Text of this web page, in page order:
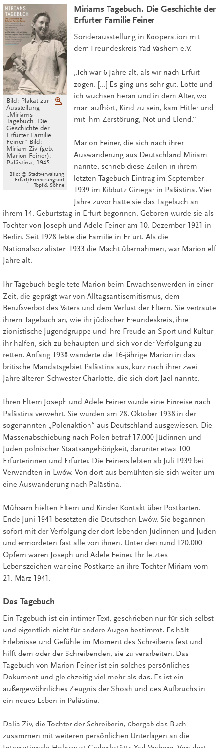
Vergrößern
Bild: Plakat zur
Ausstellung
„Miriams
Tagebuch. Die
Geschichte der
Erfurter Familie
Feiner" Bild:
Miriam Ziv (geb.
Marion Feiner),
Palästina, 1945
Bild: © Stadtverwaltung
Erfurt/Erinnerungsort
Topf & Söhne
Miriams Tagebuch. Die Geschichte der
Erfurter Familie Feiner
Sonderausstellung in Kooperation mit
dem Freundeskreis Yad Vashem e.V.
„Ich war 6 Jahre alt, als wir nach Erfurt
zogen. [...] Es ging uns sehr gut. Lotte und
ich wuchsen heran und in dem Alter, wo
man aufhört, Kind zu sein, kam Hitler und
mit ihm Zerstörung, Not und Elend.“
Marion Feiner, die sich nach ihrer
Auswanderung aus Deutschland Miriam
nannte, schrieb diese Zeilen in ihrem
letzten Tagebuch-Eintrag im September
1939 im Kibbutz Ginegar in Palästina. Vier
Jahre zuvor hatte sie das Tagebuch an
ihrem 14. Geburtstag in Erfurt begonnen. Geboren wurde sie als
Tochter von Joseph und Adele Feiner am 10. Dezember 1921 in
Berlin. Seit 1928 lebte die Familie in Erfurt. Als die
Nationalsozialisten 1933 die Macht übernahmen, war Marion elf
Jahre alt.
Ihr Tagebuch begleitete Marion beim Erwachsenwerden in einer
Zeit, die geprägt war von Alltagsantisemitismus, dem
Berufsverbot des Vaters und dem Verlust der Eltern. Sie vertraute
ihrem Tagebuch an, wie ihr jüdischer Freundeskreis, ihre
zionistische Jugendgruppe und ihre Freude an Sport und Kultur
ihr halfen, sich zu behaupten und sich vor der Verfolgung zu
retten. Anfang 1938 wanderte die 16-jährige Marion in das
britische Mandatsgebiet Palästina aus, kurz nach ihrer zwei
Jahre älteren Schwester Charlotte, die sich dort Jael nannte.
Ihren Eltern Joseph und Adele Feiner wurde eine Einreise nach
Palästina verwehrt. Sie wurden am 28. Oktober 1938 in der
sogenannten „Polenaktion“ aus Deutschland ausgewiesen. Die
Massenabschiebung nach Polen betraf 17.000 Jüdinnen und
Juden polnischer Staatsangehörigkeit, darunter etwa 100
Erfurterinnen und Erfurter. Die Feiners lebten ab Juli 1939 bei
Verwandten in Lwów. Von dort aus bemühten sie sich weiter um
eine Auswanderung nach Palästina.
Mühsam hielten Eltern und Kinder Kontakt über Postkarten.
Ende Juni 1941 besetzten die Deutschen Lwów. Sie begannen
sofort mit der Verfolgung der dort lebenden Jüdinnen und Juden
und ermordeten fast alle von ihnen. Unter den rund 120.000
Opfern waren Joseph und Adele Feiner. Ihr letztes
Lebenszeichen war eine Postkarte an ihre Tochter Miriam vom
21. März 1941.
Das Tagebuch
Ein Tagebuch ist ein intimer Text, geschrieben nur für sich selbst
und eigentlich nicht für andere Augen bestimmt. Es hält
Erlebnisse und Gefühle im Moment des Schreibens fest und
hilft dem oder der Schreibenden, sie zu verarbeiten. Das
Tagebuch von Marion Feiner ist ein solches persönliches
Dokument und gleichzeitig viel mehr als das. Es ist ein
außergewöhnliches Zeugnis der Shoah und des Aufbruchs in
ein neues Leben in Palästina.
Dalia Ziv, die Tochter der Schreiberin, übergab das Buch
zusammen mit weiteren persönlichen Unterlagen an die